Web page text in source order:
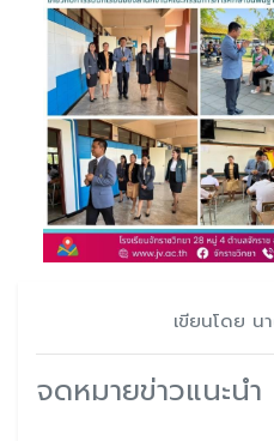
เขียนโดย น
จดหมายข่าวแนะนำ